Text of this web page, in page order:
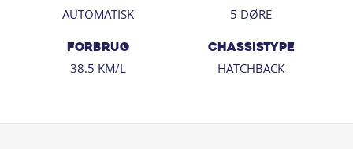
Alle hverdage mellem 09:00 - 17:30
Søndag 11:00 - 15:00
AUTOMATISK 5 DØRE
FORBRUG
38.5 KM/L
CHASSISTYPE
HATCHBACK